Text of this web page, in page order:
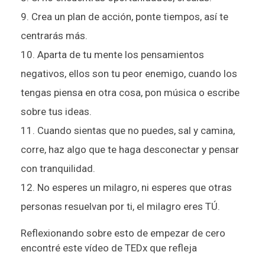
Crea un plan de acción, ponte tiempos, así te
centrarás más.
Aparta de tu mente los pensamientos
negativos, ellos son tu peor enemigo, cuando los
tengas piensa en otra cosa, pon música o escribe
sobre tus ideas.
Cuando sientas que no puedes, sal y camina,
corre, haz algo que te haga desconectar y pensar
con tranquilidad.
No esperes un milagro, ni esperes que otras
personas resuelvan por ti, el milagro eres TÚ.
Reflexionando sobre esto de empezar de cero
encontré este vídeo de TEDx que refleja